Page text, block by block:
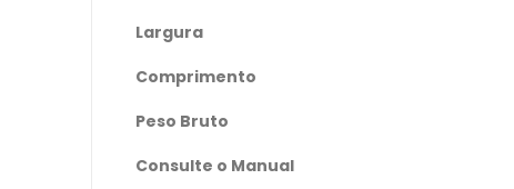
Largura
Comprimento
Peso Bruto
Consulte o Manual